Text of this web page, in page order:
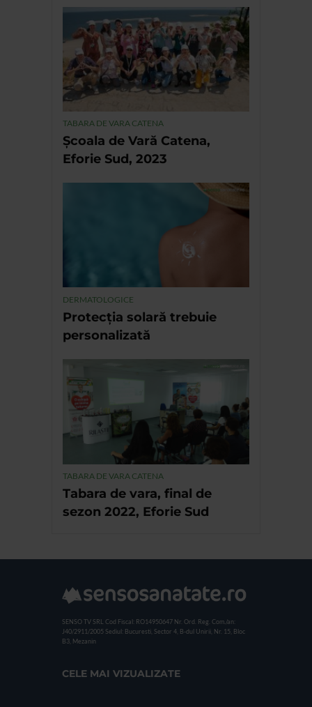
TABARA DE VARA CATENA
Școala de Vară Catena,
Eforie Sud, 2023
DERMATOLOGICE
Protecția solară trebuie
personalizată
TABARA DE VARA CATENA
Tabara de vara, final de
sezon 2022, Eforie Sud
SENSO TV SRL Cod Fiscal: RO14950647 Nr. Ord. Reg. Com./an:
J40/2911/2005 Sediul: Bucuresti, Sector 4, B-dul Unirii, Nr. 15, Bloc
B3, Mezanin
CELE MAI VIZUALIZATE